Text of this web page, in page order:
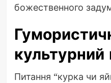
божественного
культурний
Питання “курка чи